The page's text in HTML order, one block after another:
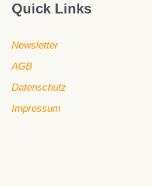
Quick Links
Newsletter
AGB
Datenschutz
Impressum